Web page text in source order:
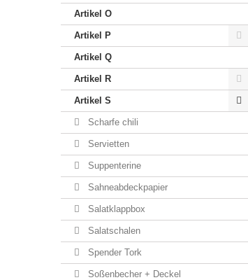
Artikel O
Artikel P
Artikel Q
Artikel R
Artikel S
Scharfe chili
Servietten
Suppenterine
Sahneabdeckpapier
Salatklappbox
Salatschalen
Spender Tork
Soßenbecher + Deckel